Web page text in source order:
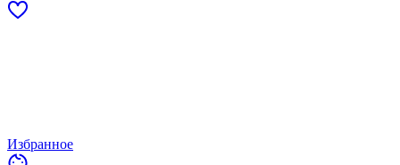
Избранное